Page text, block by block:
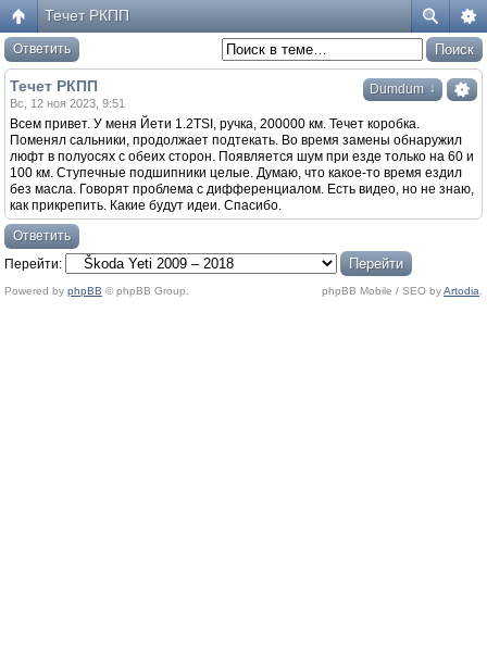
Течет РКПП
Ответить
Dumdum ↓
Течет РКПП
Вс, 12 ноя 2023, 9:51
Всем привет. У меня Йети 1.2TSI, ручка, 200000 км. Течет коробка.
Поменял сальники, продолжает подтекать. Во время замены обнаружил
люфт в полуосях с обеих сторон. Появляется шум при езде только на 60 и
100 км. Ступечные подшипники целые. Думаю, что какое-то время ездил
без масла. Говорят проблема с дифференциалом. Есть видео, но не знаю,
как прикрепить. Какие будут идеи. Спасибо.
Ответить
Перейти:
Powered by phpBB © phpBB Group. phpBB Mobile / SEO byArtodia